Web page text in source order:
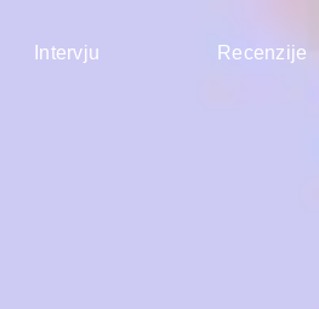
Intervju Recenzije